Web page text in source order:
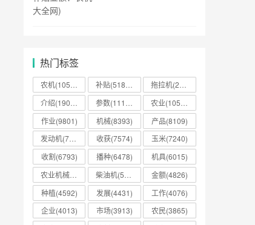
热门标签
作业(9801)
机械(8393)
产品(8109)
收获(7574)
玉米(7240)
收割(6793)
播种(6478)
机具(6015)
金额(4826)
种植(4592)
发展(4431)
工作(4076)
企业(4013)
市场(3913)
农民(3865)